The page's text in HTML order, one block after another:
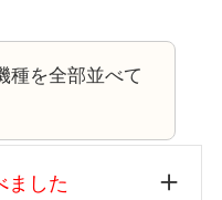
種を全部並べて
ました